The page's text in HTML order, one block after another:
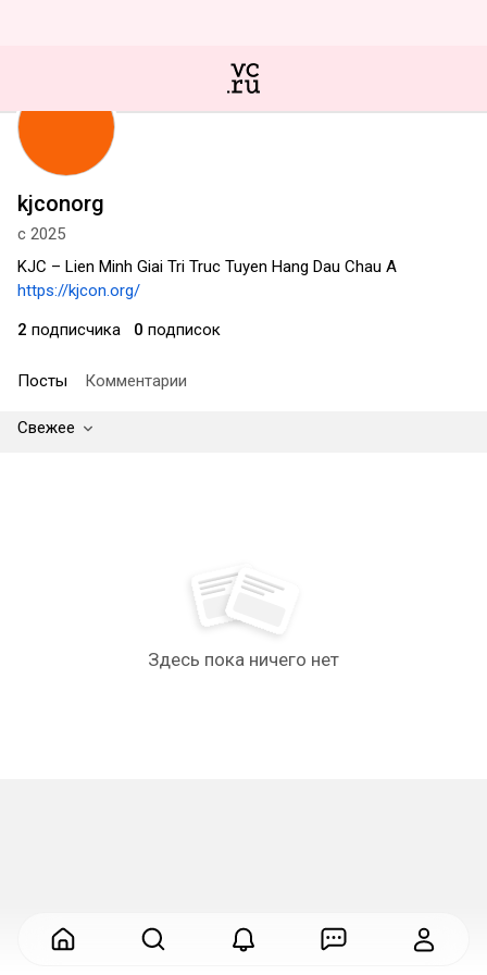
kjconorg
с 2025
KJC – Lien Minh Giai Tri Truc Tuyen Hang Dau Chau A
https://kjcon.org/
2 подписчика 0 подписок
Посты Комментарии
Свежее
Здесь пока ничего нет